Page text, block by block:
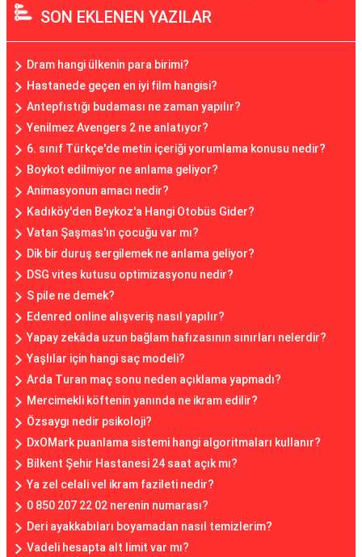
SON EKLENEN YAZILAR
Dram hangi ülkenin para birimi?
Hastanede geçen en iyi film hangisi?
Antepfıstığı budaması ne zaman yapılır?
Yenilmez Avengers 2 ne anlatıyor?
6. sınıf Türkçe'de metin içeriği yorumlama konusu nedir?
Boykot edilmiyor ne anlama geliyor?
Animasyonun amacı nedir?
Kadıköy'den Beykoz'a Hangi Otobüs Gider?
Vatan Şaşmas'ın çocuğu var mı?
Dik bir duruş sergilemek ne anlama geliyor?
DSG vites kutusu optimizasyonu nedir?
S pile ne demek?
Edenred online alışveriş nasıl yapılır?
Yapay zekâda uzun bağlam hafızasının sınırları nelerdir?
Yaşlılar için hangi saç modeli?
Arda Turan maç sonu neden açıklama yapmadı?
Mercimekli köftenin yanında ne ikram edilir?
Özsaygı nedir psikoloji?
DxOMark puanlama sistemi hangi algoritmaları kullanır?
Bilkent Şehir Hastanesi 24 saat açık mı?
Ya zel celali vel ikram fazileti nedir?
0 850 207 22 02 nerenin numarası?
Deri ayakkabıları boyamadan nasıl temizlerim?
Vadeli hesapta alt limit var mı?